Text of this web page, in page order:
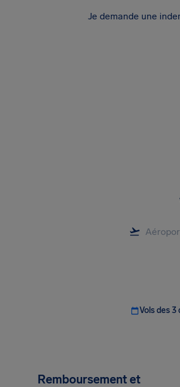
Je demande une
Vols des
Remboursement et